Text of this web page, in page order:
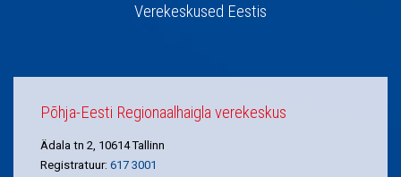
Verekeskused Eestis
Põhja-Eesti Regionaalhaigla verekeskus
Ädala tn 2, 10614 Tallinn
Registratuur: 617 3001